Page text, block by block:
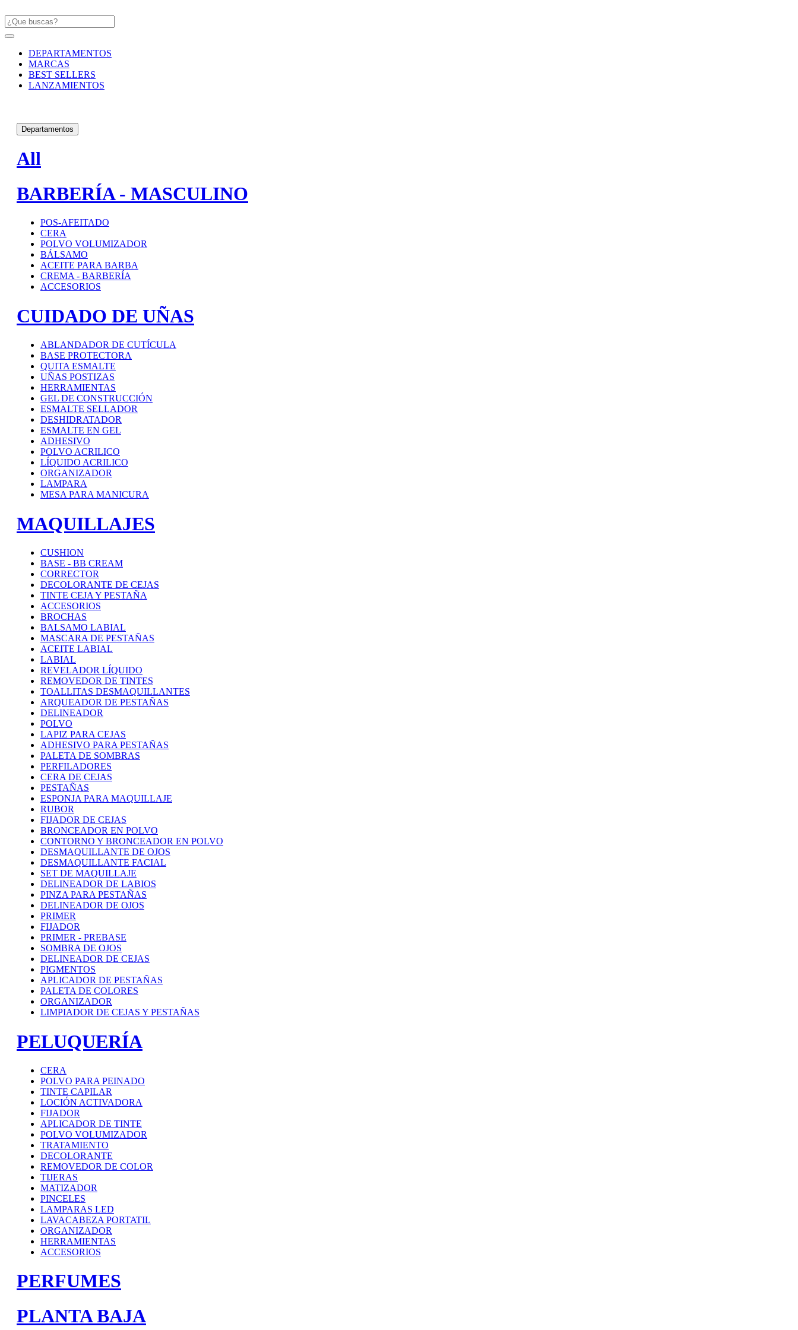
DEPARTAMENTOS
MARCAS
BEST SELLERS
LANZAMIENTOS
Departamentos
All
BARBERÍA - MASCULINO
POS-AFEITADO
CERA
POLVO VOLUMIZADOR
BÁLSAMO
ACEITE PARA BARBA
CREMA - BARBERÍA
ACCESORIOS
CUIDADO DE UÑAS
ABLANDADOR DE CUTÍCULA
BASE PROTECTORA
QUITA ESMALTE
UÑAS POSTIZAS
HERRAMIENTAS
GEL DE CONSTRUCCIÓN
ESMALTE SELLADOR
DESHIDRATADOR
ESMALTE EN GEL
ADHESIVO
POLVO ACRILICO
LÍQUIDO ACRILICO
ORGANIZADOR
LAMPARA
MESA PARA MANICURA
MAQUILLAJES
CUSHION
BASE - BB CREAM
CORRECTOR
DECOLORANTE DE CEJAS
TINTE CEJA Y PESTAÑA
ACCESORIOS
BROCHAS
BALSAMO LABIAL
MASCARA DE PESTAÑAS
ACEITE LABIAL
LABIAL
REVELADOR LÍQUIDO
REMOVEDOR DE TINTES
TOALLITAS DESMAQUILLANTES
ARQUEADOR DE PESTAÑAS
DELINEADOR
POLVO
LAPIZ PARA CEJAS
ADHESIVO PARA PESTAÑAS
PALETA DE SOMBRAS
PERFILADORES
CERA DE CEJAS
PESTAÑAS
ESPONJA PARA MAQUILLAJE
RUBOR
FIJADOR DE CEJAS
BRONCEADOR EN POLVO
CONTORNO Y BRONCEADOR EN POLVO
DESMAQUILLANTE DE OJOS
DESMAQUILLANTE FACIAL
SET DE MAQUILLAJE
DELINEADOR DE LABIOS
PINZA PARA PESTAÑAS
DELINEADOR DE OJOS
PRIMER
FIJADOR
PRIMER - PREBASE
SOMBRA DE OJOS
DELINEADOR DE CEJAS
PIGMENTOS
APLICADOR DE PESTAÑAS
PALETA DE COLORES
ORGANIZADOR
LIMPIADOR DE CEJAS Y PESTAÑAS
PELUQUERÍA
CERA
POLVO PARA PEINADO
TINTE CAPILAR
LOCIÓN ACTIVADORA
FIJADOR
APLICADOR DE TINTE
POLVO VOLUMIZADOR
TRATAMIENTO
DECOLORANTE
REMOVEDOR DE COLOR
TIJERAS
MATIZADOR
PINCELES
LAMPARAS LED
LAVACABEZA PORTATIL
ORGANIZADOR
HERRAMIENTAS
ACCESORIOS
PERFUMES
PLANTA BAJA